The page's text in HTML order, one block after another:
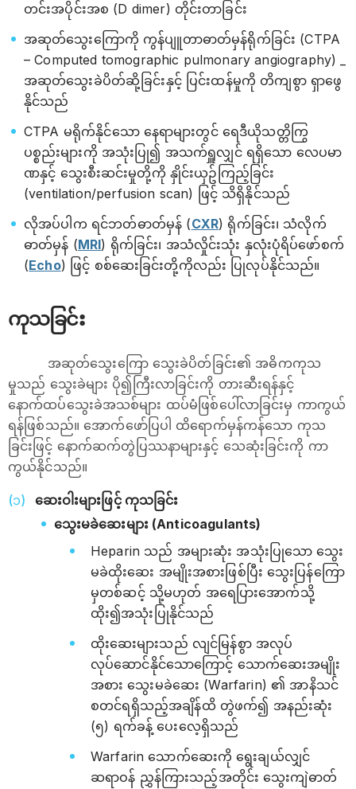
တင်းအပိုင်းအစ (D dimer) တိုင်းတာခြင်း
အဆုတ်သွေးကြောကို ကွန်ပျူတာဓာတ်မှန်ရိုက်ခြင်း (CTPA
– Computed tomographic pulmonary angiography) _
အဆုတ်သွေးခဲပိတ်ဆို့ခြင်းနှင့် ပြင်းထန်မှုကို တိကျစွာ ရှာဖွေ
နိုင်သည်
CTPA မရိုက်နိုင်သော နေရာများတွင် ရေဒီယိုသတ္တိကြွ
ပစ္စည်းများကို အသုံးပြု၍ အသက်ရှူလျှင် ရရှိသော လေပမာ
ဏနှင့် သွေးစီးဆင်းမှုတို့ကို နှိုင်းယှဥ်ကြည့်ခြင်း
(ventilation/perfusion scan) ဖြင့် သိရှိနိုင်သည်
လိုအပ်ပါက ရင်ဘတ်ဓာတ်မှန် (CXR) ရိုက်ခြင်း၊ သံလိုက်
ဓာတ်မှန် (MRI) ရိုက်ခြင်း၊ အသံလှိုင်းသုံး နှလုံးပုံရိပ်ဖော်စက်
(Echo) ဖြင့် စစ်ဆေးခြင်းတို့ကိုလည်း ပြုလုပ်နိုင်သည်။
ကုသခြင်း
အဆုတ်သွေးကြော သွေးခဲပိတ်ခြင်း၏ အဓိကကုသ
မှုသည် သွေးခဲများ ပို၍ကြီးလာခြင်းကို တားဆီးရန်နှင့်
နောက်ထပ်သွေးခဲအသစ်များ ထပ်မံဖြစ်‌ပေါ်လာခြင်းမှ ကာကွယ်
ရန်ဖြစ်သည်။ အောက်ဖော်ပြပါ ထိ‌ရောက်မှန်ကန်သော ကုသ
ခြင်းဖြင့် နောက်ဆက်တွဲပြဿနာများနှင့် သေဆုံးခြင်းကို ကာ
ကွယ်နိုင်သည်။
ဆေးဝါးများဖြင့် ကုသခြင်း
သွေးမခဲဆေးများ (Anticoagulants)
Heparin သည် အများဆုံး အသုံးပြုသော သွေး
မခဲထိုးဆေး အမျိုးအစားဖြစ်ပြီး သွေးပြန်ကြော
မှတစ်ဆင့် သို့မဟုတ် အ‌ရေပြားအောက်သို့
ထိုး၍အသုံးပြုနိုင်သည်
ထိုးဆေးများသည် လျင်မြန်စွာ အလုပ်
လုပ်ဆောင်နိုင်သောကြောင့် သောက်ဆေးအမျိုး
အစား သွေးမခဲဆေး (Warfarin) ၏ အာနိသင်
စတင်ရရှိသည့်အချိန်ထိ တွဲဖက်၍ အနည်းဆုံး
(၅) ရက်ခန့် ပေးလေ့ရှိသည်
Warfarin သောက်ဆေးကို ရွေးချယ်လျှင်
ဆရာဝန် ညွှန်ကြားသည့်အတိုင်း သွေးကျဲဓာတ်